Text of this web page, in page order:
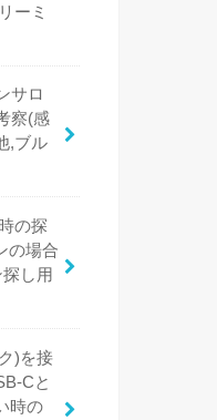
ーミ
サロ
察(感
,ブル
の探
の場合
し用
)を接
Cと
時の